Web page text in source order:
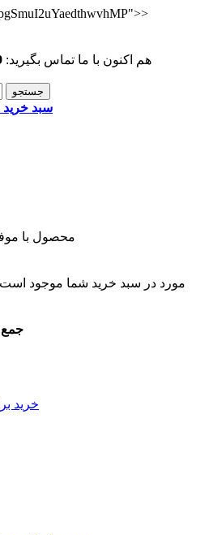
هم اکنون با ما تماس بگیرید:
جستجو
سبد خرید
محصول با
مورد در سبد خرید شما موجود
جمع
خرید